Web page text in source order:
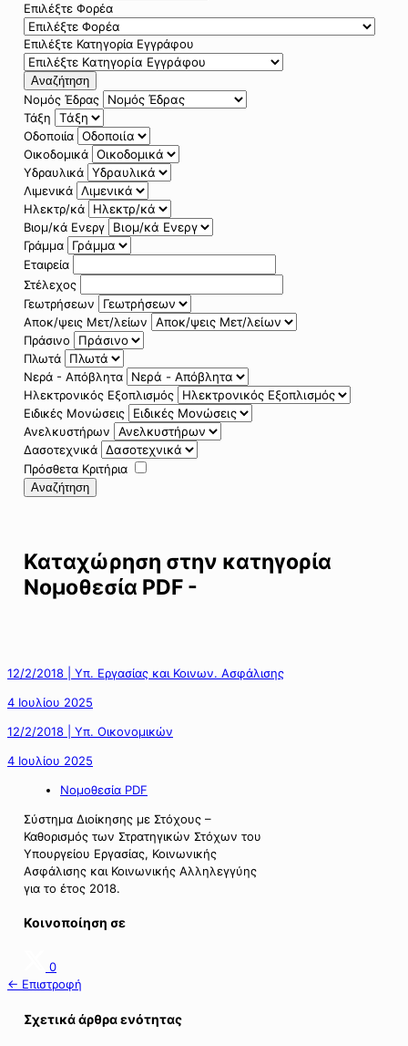
Επιλέξτε Φορέα
Επιλέξτε Κατηγορία Εγγράφου
Αναζήτηση
Νομός Έδρας
Τάξη
Οδοποιία
Οικοδομικά
Υδραυλικά
Λιμενικά
Ηλεκτρ/κά
Βιομ/κά Ενεργ
Γράμμα
Εταιρεία
Στέλεχος
Γεωτρήσεων
Αποκ/ψεις Μετ/λείων
Πράσινο
Πλωτά
Νερά - Απόβλητα
Ηλεκτρονικός Εξοπλισμός
Ειδικές Μονώσεις
Ανελκυστήρων
Δασοτεχνικά
Πρόσθετα Κριτήρια
Αναζήτηση
Καταχώρηση στην κατηγορία
Νομοθεσία PDF -
12/2/2018 | Υπ. Εργασίας και Κοινων. Ασφάλισης
4 Ιουλίου 2025
12/2/2018 | Υπ. Οικονομικών
4 Ιουλίου 2025
Νομοθεσία PDF
Σύστημα Διοίκησης με Στόχους –
Καθορισμός των Στρατηγικών Στόχων του
Υπουργείου Εργασίας, Κοινωνικής
Ασφάλισης και Κοινωνικής Αλληλεγγύης
για το έτος 2018.
Κοινοποίηση σε
0
← Επιστροφή
Σχετικά άρθρα ενότητας